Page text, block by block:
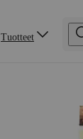
Tuotteet